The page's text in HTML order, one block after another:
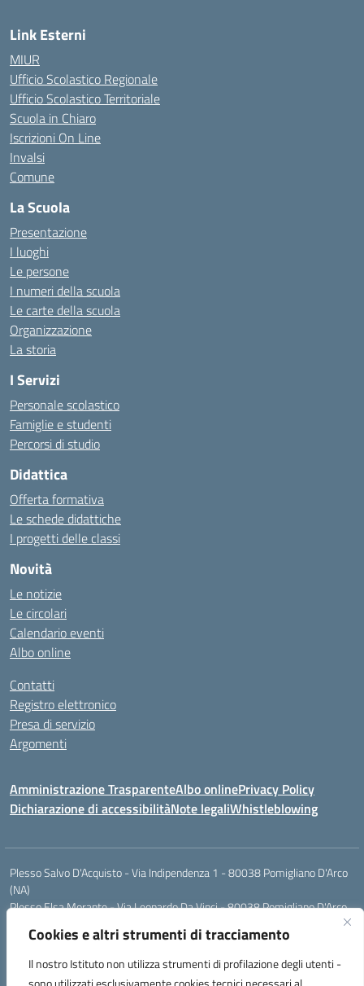
Cookies e altri strumenti di tracciamento
Il nostro Istituto non utilizza strumenti di profilazione degli utenti -
Link Esterni
MIUR
Ufficio Scolastico Regionale
Ufficio Scolastico Territoriale
Scuola in Chiaro
Iscrizioni On Line
Invalsi
Comune
La Scuola
Presentazione
I luoghi
Le persone
I numeri della scuola
Le carte della scuola
Organizzazione
La storia
I Servizi
Personale scolastico
Famiglie e studenti
Percorsi di studio
Didattica
Offerta formativa
Le schede didattiche
I progetti delle classi
Novità
Le notizie
Le circolari
Calendario eventi
Albo online
Contatti
Registro elettronico
Presa di servizio
Argomenti
Amministrazione TrasparenteAlbo onlinePrivacy Policy
Dichiarazione di accessibilitàNote legaliWhistleblowing
Plesso Salvo D'Acquisto - Via Indipendenza 1 - 80038 Pomigliano D'Arco
(NA)
Plesso Elsa Morante - Via Leonardo Da Vinci - 80038 Pomigliano D'Arco
Plesso Leone - Via Pascoli - 80038 Pomigliano D'Arco (NA)
Tel.:0813177304 - Mail: naic8g1003@istruzione.it - Pec: